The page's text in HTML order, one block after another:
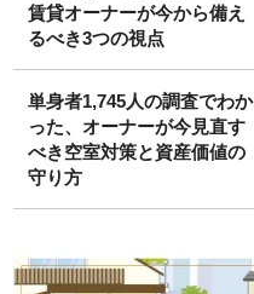
賃貸オーナーが今から備え
るべき3つの視点
単身者1,745人の調査でわか
った、オーナーが今見直す
べき空室対策と資産価値の
守り方